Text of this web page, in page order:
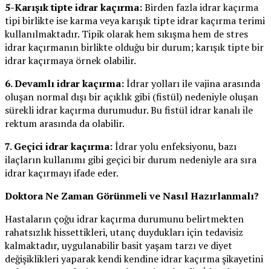
5-Karışık tipte idrar kaçırma:Birden fazla idrar kaçırma
tipi birlikte ise karma veya karışık tipte idrar kaçırma terimi
kullanılmaktadır. Tipik olarak hem sıkışma hem de stres
idrar kaçırmanın birlikte olduğu bir durum; karışık tipte bir
idrar kaçırmaya örnek olabilir.
6. Devamlı idrar kaçırma:İdrar yolları ile vajina arasında
oluşan normal dışı bir açıklık gibi (fistül) nedeniyle oluşan
sürekli idrar kaçırma durumudur. Bu fistül idrar kanalı ile
rektum arasında da olabilir.
7. Geçici idrar kaçırma:İdrar yolu enfeksiyonu, bazı
ilaçların kullanımı gibi geçici bir durum nedeniyle ara sıra
idrar kaçırmayı ifade eder.
Doktora Ne Zaman Görünmeli ve Nasıl Hazırlanmalı?
Hastaların çoğu idrar kaçırma durumunu belirtmekten
rahatsızlık hissettikleri, utanç duydukları için tedavisiz
kalmaktadır, uygulanabilir basit yaşam tarzı ve diyet
değişiklikleri yaparak kendi kendine idrar kaçırma şikayetini